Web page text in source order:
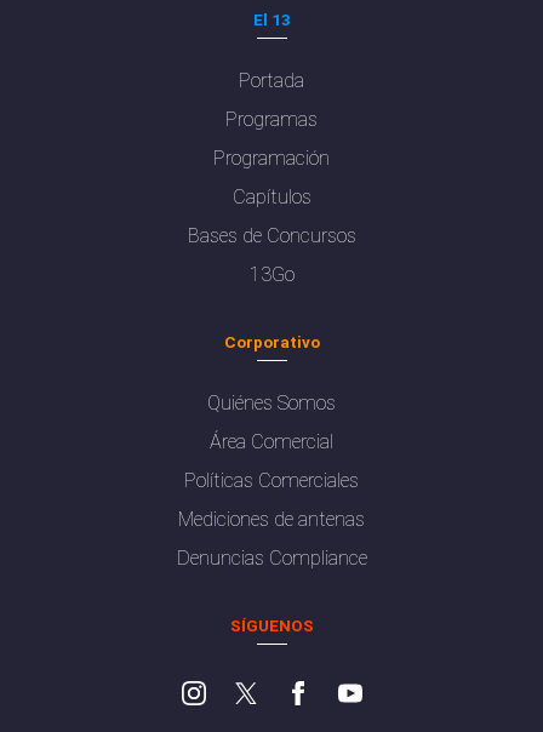
El 13
Portada
Programas
Programación
Capítulos
Bases de Concursos
13Go
Corporativo
Quiénes Somos
Área Comercial
Políticas Comerciales
Mediciones de antenas
Denuncias Compliance
SÍGUENOS